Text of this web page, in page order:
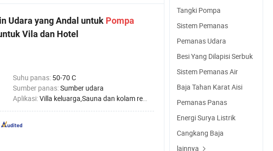
Udara yang Andal untuk Pompa
Vila dan Hotel
Suhu panas: 50-70 C
Sumber panas:Sumber udara
Aplikasi:Villa keluarga,Sauna dan kolam renang,Hotel,Rumah Sakit Pabrik,Apartemen untuk Pelajar,Salon Kecantikan
Tangki Pompa
Sistem Pemanas
Pemanas Udara
Besi Yang Dilapisi Serbuk
Sistem Pemanas Air
Baja Tahan Karat Aisi
Pemanas Panas
Energi Surya Listrik
Cangkang Baja
lainnya